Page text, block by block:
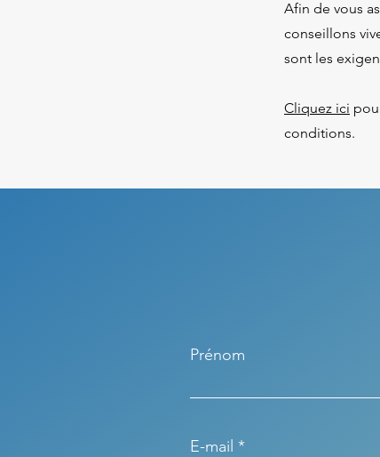
Afin de vous
conseillons
sont les
Cliquez ici
conditions.
Prénom
E-mail